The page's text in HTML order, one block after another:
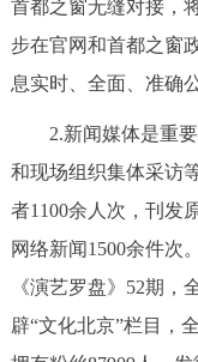
首都之窗无缝对接，
步在官网和首都之窗
息实时、全面、准确
2.新闻媒体是重要
和现场组织集体采访
者1100余人次，刊发
网络新闻1500余件次
《演艺罗盘》52期，
辟“文化北京”栏目，